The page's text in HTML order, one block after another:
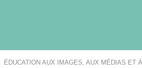
ÉDUCATION AUX IMAGES, AUX MÉDIAS ET